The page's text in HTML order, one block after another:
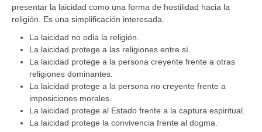
presentar la laicidad como una forma de hostilidad hacia la
religión. Es una simplificación interesada.
La laicidad no odia la religión.
La laicidad protege a las religiones entre sí.
La laicidad protege a la persona creyente frente a otras
religiones dominantes.
La laicidad protege a la persona no creyente frente a
imposiciones morales.
La laicidad protege al Estado frente a la captura espiritual.
La laicidad protege la convivencia frente al dogma.